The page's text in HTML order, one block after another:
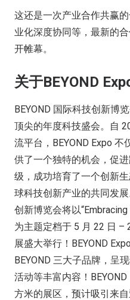
这还是一次产业合作共赢
业化深度协同等，最新的
开帷幕。
关于BEYOND
BEYOND 国际科技创新博
顶尖的年度科技盛会。自
流平台，BEYOND Expo
供了一个独特的机会，促
级，成功培育了一个创新
球科技创新产业的共同发
创新博览会将以
为主题定档于 5 月 22 日 –
展盛大举行！BEYOND
BEYOND 三大子品牌，呈
活动等丰富内容！
方米的展区，预计吸引来